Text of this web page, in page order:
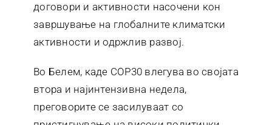
договори и активности насочени кон
завршување на глобалните климатски
активности и одржлив развој.
Во Белем, каде COP30 влегува во својата
втора и најинтензивна недела,
преговорите се засилуваат со